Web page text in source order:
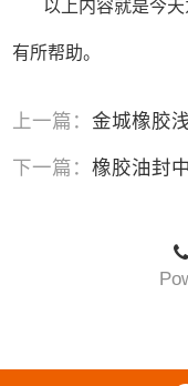
以上内容就是今天
有所帮助。
上一篇：金城橡胶
下一篇：橡胶油封